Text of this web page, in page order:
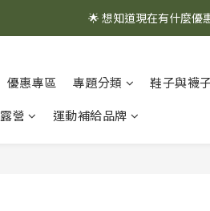
🌟 想知道現在有什麼優
全館消費滿
🌟 想知道現在有什麼優
優惠專區 專題分類 鞋子與襪
露營 運動補給品牌